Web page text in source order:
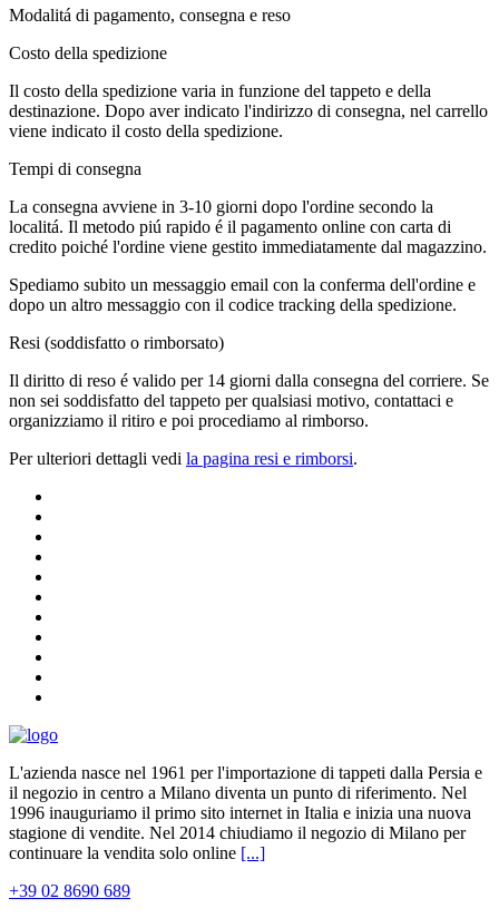
Modalitá di pagamento, consegna e reso
Costo della spedizione
Il costo della spedizione varia in funzione del tappeto e della
destinazione. Dopo aver indicato l'indirizzo di consegna, nel carrello
viene indicato il costo della spedizione.
Tempi di consegna
La consegna avviene in 3-10 giorni dopo l'ordine secondo la
localitá. Il metodo piú rapido é il pagamento online con carta di
credito poiché l'ordine viene gestito immediatamente dal magazzino.
Spediamo subito un messaggio email con la conferma dell'ordine e
dopo un altro messaggio con il codice tracking della spedizione.
Resi (soddisfatto o rimborsato)
Il diritto di reso é valido per 14 giorni dalla consegna del corriere. Se
non sei soddisfatto del tappeto per qualsiasi motivo, contattaci e
organizziamo il ritiro e poi procediamo al rimborso.
Per ulteriori dettagli vedi la pagina resi e rimborsi.
L'azienda nasce nel 1961 per l'importazione di tappeti dalla Persia e
il negozio in centro a Milano diventa un punto di riferimento. Nel
1996 inauguriamo il primo sito internet in Italia e inizia una nuova
stagione di vendite. Nel 2014 chiudiamo il negozio di Milano per
continuare la vendita solo online [...]
+39 02 8690 689